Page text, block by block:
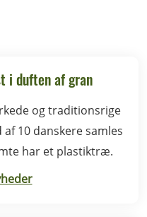
i duften af gran
og traditionsrige
10 danskere samles
har et plastiktræ.